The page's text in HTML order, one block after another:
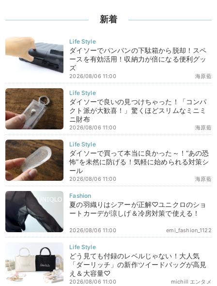
新着
ダイソーでパンパンの下駄箱から脱却！スペ
ースを有効活用！収納力が倍になる便利グッ
ズ
海原藍
2026/08/06 11:00
ダイソーで良いの見つけちゃった！「コンパ
クト派が大歓喜！」驚くほどスリムなミニミ
ニ財布
海原藍
2026/08/06 11:00
ダイソーで買って本当に良かった～！“あの恐
怖”を未然に防げる！気軽に始められる対策シ
ール
海原藍
2026/08/06 11:00
夏の羽織りはシアーが正解♡ユニクロのショ
ートカーデが涼しげ＆冷房対策で使える！
emi_fashion_1122
2026/08/06 11:00
どう見ても付録のレベルじゃない！大人気
「ダーリッチ」の新作ツイードバッグが高見
え＆大容量♡
michill エンタメ
2026/08/06 11:00